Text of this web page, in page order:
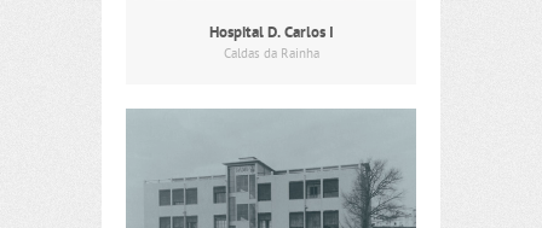
Hospital D. Carlos I
Caldas da Rainha